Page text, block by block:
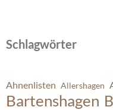
Schlagwörter
Ahnenlisten Allershagen
Bartenshagen